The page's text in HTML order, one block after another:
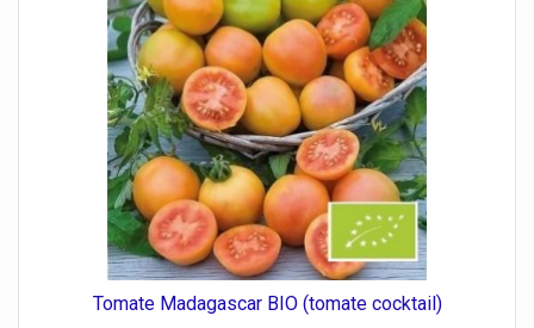
Tomate Madagascar BIO (tomate cocktail)